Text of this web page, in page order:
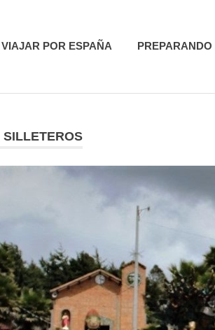
VIAJAR POR ESPAÑA
SILLETEROS